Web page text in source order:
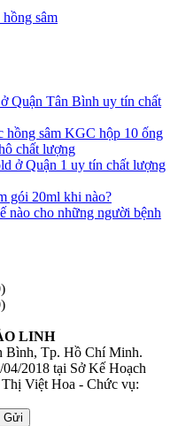
sâm
Quận Tân Bình uy tín chất
hồng sâm KGC hộp 10 ống
chất lượng
ở Quận 1 uy tín chất lượng
gói 20ml khi nào?
nào cho những người bệnh
LINH
Bình, Tp. Hồ Chí Minh.
2018 tại Sở Kế Hoạch
Việt Hoa - Chức vụ:
Gửi